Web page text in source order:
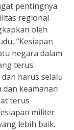
pentingnya
regional
oleh
“Kesiapan
negara dalam
terus
harus selalu
keamanan
terus
militer
lebih baik.